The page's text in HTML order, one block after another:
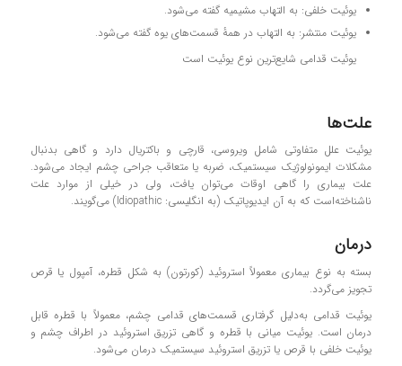
یوئیت خلفی: به التهاب مشیمیه گفته می‌شود.
یوئیت منتشر: به التهاب در همهٔ قسمت‌های یوه گفته می‌شود.
یوئیت قدامی شایع‌ترین نوع یوئیت است
علت‌ها
یوئیت علل متفاوتی شامل ویروسی، قارچی و باکتریال دارد و گاهی بدنبال
مشکلات ایمونولوژیک سیستمیک، ضربه یا متعاقب جراحی چشم ایجاد می‌شود.
علت بیماری را گاهی اوقات می‌توان یافت، ولی در خیلی از موارد علت
ناشناخته‌است که به آن ایدیوپاتیک (به انگلیسی: Idiopathic) می‌گویند.
درمان
بسته به نوع بیماری معمولاً استروئید (کورتون) به شکل قطره، آمپول یا قرص
تجویز می‌گردد.
یوئیت قدامی به‌دلیل گرفتاری قسمت‌های قدامی چشم، معمولاً با قطره قابل
درمان است. یوئیت میانی با قطره و گاهی تزریق استروئید در اطراف چشم و
یوئیت خلفی با قرص یا تزریق استروئید سیستمیک درمان می‌شود.